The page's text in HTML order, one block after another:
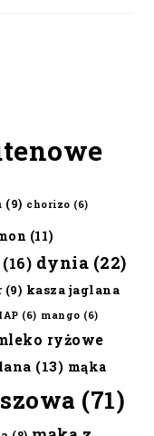
(9) chorizo (6)
(11)
(16) dynia (22)
(9) kasza jaglana
(6) mango (6)
ryżowe
(13) mąka
(71)